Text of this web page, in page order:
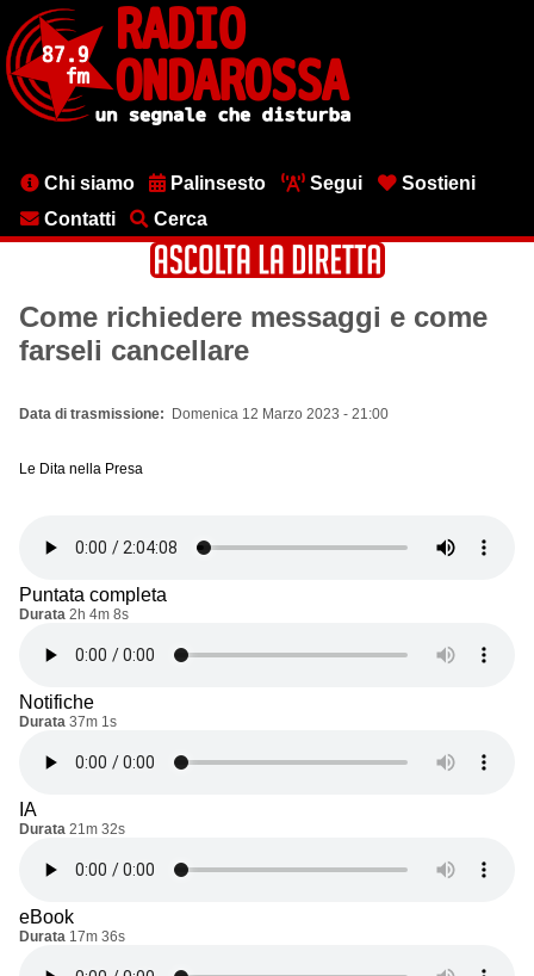
contenuto
principale
MenuChi siamo Palinsesto Segui
Sostieni
Contatti
Cerca
Come richiedere messaggi e come
farseli cancellare
Data di trasmissione Domenica 12 Marzo 2023 - 21:00
Le Dita nella Presa
Puntata completa
Durata 2h 4m 8s
Notifiche
Durata 37m 1s
IA
Durata 21m 32s
eBook
Durata 17m 36s